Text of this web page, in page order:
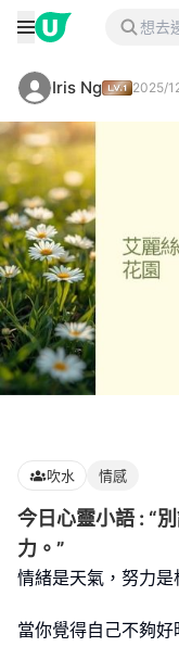
Iris Ng 2025/
吹水 情感
今日心靈小語 : “
力。”
情緒是天氣，努力是
當你覺得自己不夠